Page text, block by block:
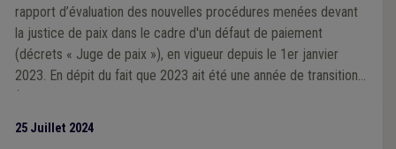
rapport d’évaluation des nouvelles procédures menées devant
la justice de paix dans le cadre d'un défaut de paiement
(décrets « Juge de paix »), en vigueur depuis le 1er janvier
2023. En dépit du fait que 2023 ait été une année de transition
(impacts de la crise énergétique, blocages importants et
25 Juillet 2024